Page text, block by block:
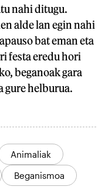
nahi ditugu.
alde lan egin nahi
bat eman eta
festa eredu hori
beganoak gara
gure helburua.
Animaliak
Beganismoa